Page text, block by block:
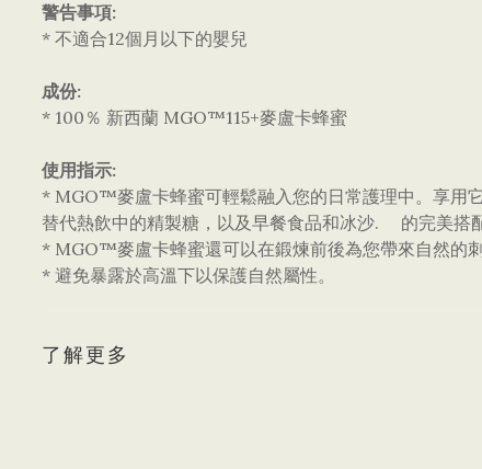
警告事項:
* 不適合12個月以下的嬰兒
成份:
* 100％ 新西蘭 MGO™115+麥盧卡蜂蜜
使用指示:
* MGO™麥盧卡蜂蜜可輕鬆融入您的日常護理中。享用
替代熱飲中的精製糖，以及早餐食品和冰沙. 的完美搭
* MGO™麥盧卡蜂蜜還可以在鍛煉前後為您帶來自然的
* 避免暴露於高溫下以保護自然屬性。
了解更多